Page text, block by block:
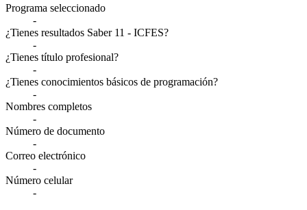
Resumen de tu información
Programa seleccionado
-
¿Tienes resultados Saber 11 - ICFES?
-
¿Tienes título profesional?
-
¿Tienes conocimientos básicos de programación?
-
Nombres completos
-
Número de documento
-
Correo electrónico
-
Número celular
-